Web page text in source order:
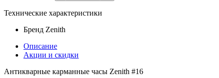
Технические характеристики
Бренд Zenith
Описание
Акции и скидки
Антикварные карманные часы Zenith #16